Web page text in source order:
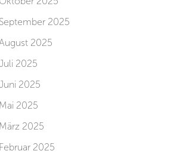
September 2025
2025
2025
2025
Mai 2025
März 2025
Februar 2025